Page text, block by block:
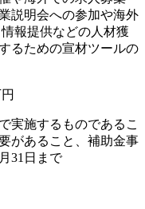
説明会への参加や海外
報提供などの人材獲
るための宣材ツールの
実施するものであるこ
があること、補助金事
31日まで